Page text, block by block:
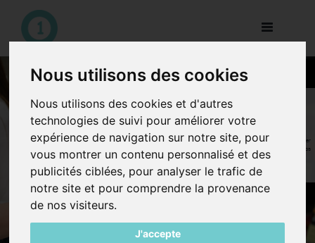
Nous utilisons des cookies
Nous utilisons des cookies et d'autres
technologies de suivi pour améliorer votre
expérience de navigation sur notre site, pour
vous montrer un contenu personnalisé et des
publicités ciblées, pour analyser le trafic de
notre site et pour comprendre la provenance
de nos visiteurs.
J'accepte
Toggle
hmizapp : Utilisez le
pouvoir de la
communauté
Des milliers de consommateurs peuvent gagner
de l’argent grâce à des questionnaires et photos
sur le terrain. Les entreprises énoncent leurs
demandes à travers tout le Maroc de manière
rapide et économique.